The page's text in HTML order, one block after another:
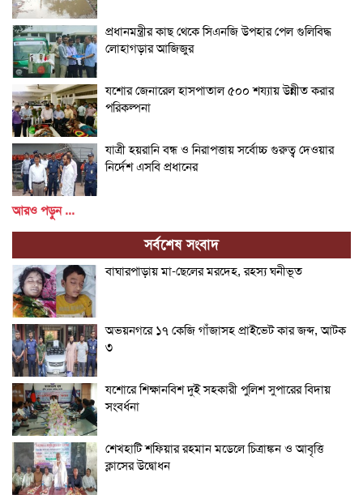
প্রধানমন্ত্রীর কাছ থেকে সিএনজি উপহার পেল গুলিবিদ্ধ
লোহাগড়ার আজিজুর
যশোর জেনারেল হাসপাতাল ৫০০ শয্যায় উন্নীত করার
পরিকল্পনা
যাত্রী হয়রানি বন্ধ ও নিরাপত্তায় সর্বোচ্চ গুরুত্ব দেওয়ার
নির্দেশ এসবি প্রধানের
আরও পড়ুন ...
সর্বশেষ সংবাদ
বাঘারপাড়ায় মা-ছেলের মরদেহ, রহস্য ঘনীভূত
অভয়নগরে ১৭ কেজি গাঁজাসহ প্রাইভেট কার জব্দ, আটক
৩
যশোরে শিক্ষানবিশ দুই সহকারী পুলিশ সুপারের বিদায়
সংবর্ধনা
শেখহাটি শফিয়ার রহমান মডেলে চিত্রাঙ্কন ও আবৃত্তি
ক্লাসের উদ্বোধন